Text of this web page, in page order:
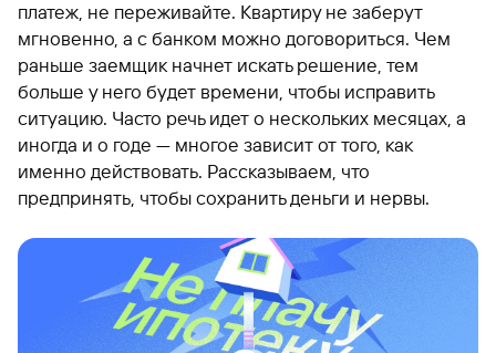
платеж, не переживайте. Квартиру не заберут
мгновенно, а с банком можно договориться. Чем
раньше заемщик начнет искать решение, тем
больше у него будет времени, чтобы исправить
ситуацию. Часто речь идет о нескольких месяцах, а
иногда и о годе — многое зависит от того, как
именно действовать. Рассказываем, что
предпринять, чтобы сохранить деньги и нервы.